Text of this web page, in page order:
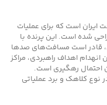
است که برای عملیات
شده است. این پرنده با
قادر است مسافت‌های صدها
اهداف راهبردی، مراکز
احتمال رهگیری است.
نوع کلاهک و برد عملیاتی